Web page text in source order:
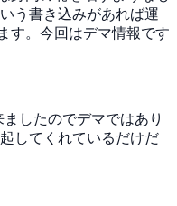
う書き込みがあれば運
す。今回はデマ情報です
したのでデマではあり
してくれているだけだ